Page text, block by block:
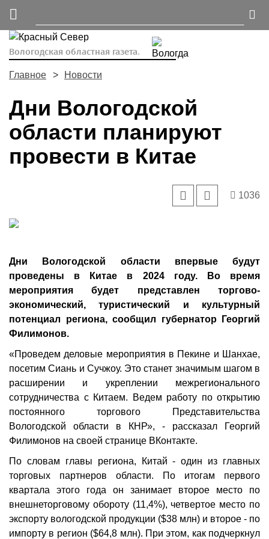
Вологодская областная газета.
Главное Новости
Дни Вологодской
области планируют
провести в Китае
1036
Дни Вологодской области впервые будут
проведены в Китае в 2024 году. Во время
мероприятия будет представлен торгово-
экономический, туристический и культурный
потенциал региона, сообщил губернатор Георгий
Филимонов.
«Проведем деловые мероприятия в Пекине и Шанхае,
посетим Сиань и Сучжоу. Это станет значимым шагом в
расширении и укреплении межрегионального
сотрудничества с Китаем. Ведем работу по открытию
постоянного торгового Представительства
Вологодской области в КНР», - рассказал Георгий
Филимонов на своей странице ВКонтакте.
По словам главы региона, Китай - один из главных
торговых партнеров области. По итогам первого
квартала этого года он занимает второе место по
внешнеторговому обороту (11,4%), четвертое место по
экспорту вологодской продукции ($38 млн) и второе - по
импорту в регион ($64,8 млн). При этом, как подчеркнул